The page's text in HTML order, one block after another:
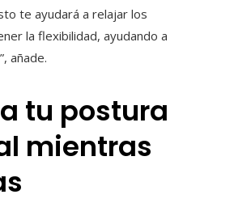
te ayudará a relajar los
la flexibilidad, ayudando a
añade.
tu postura
mientras